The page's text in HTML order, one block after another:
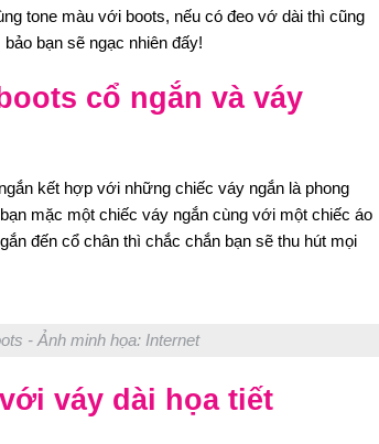
tone màu với boots, nếu có đeo vớ dài thì cũng
bạn sẽ ngạc nhiên đấy!
cổ ngắn và váy
kết hợp với những chiếc váy ngắn là phong
mặc một chiếc váy ngắn cùng với một chiếc áo
đến cổ chân thì chắc chắn bạn sẽ thu hút mọi
- Ảnh minh họa: Internet
váy dài họa tiết